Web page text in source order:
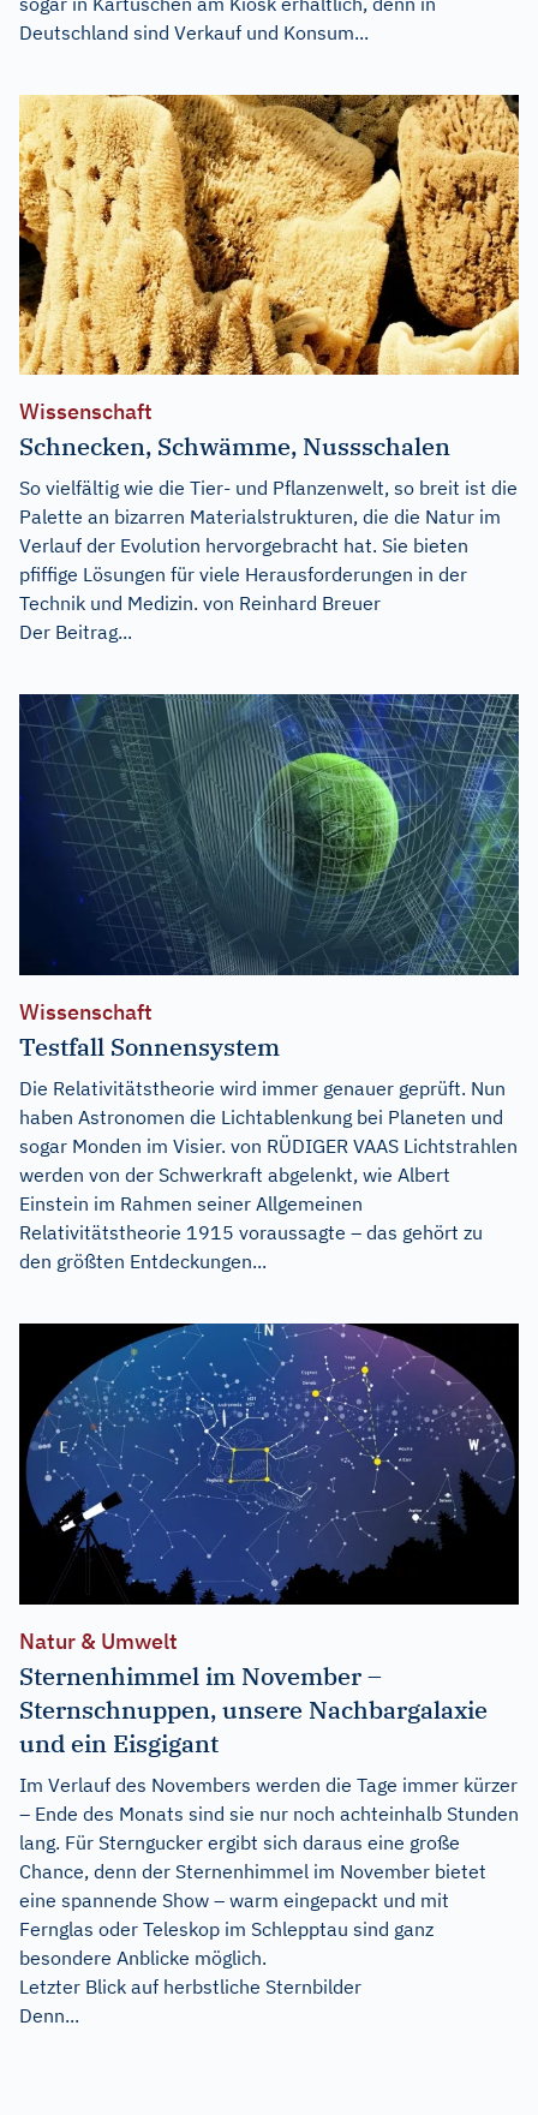
Deutschland sind Verkauf und Konsum...
Wissenschaft
Schnecken, Schwämme, Nussschalen
So vielfältig wie die Tier- und Pflanzenwelt, so breit ist die
Palette an bizarren Materialstrukturen, die die Natur im
Verlauf der Evolution hervorgebracht hat. Sie bieten
pfiffige Lösungen für viele Herausforderungen in der
Technik und Medizin. von Reinhard Breuer
Der Beitrag...
Wissenschaft
Testfall Sonnensystem
Die Relativitätstheorie wird immer genauer geprüft. Nun
haben Astronomen die Lichtablenkung bei Planeten und
sogar Monden im Visier. von RÜDIGER VAAS Lichtstrahlen
werden von der Schwerkraft abgelenkt, wie Albert
Einstein im Rahmen seiner Allgemeinen
Relativitätstheorie 1915 voraussagte – das gehört zu
den größten Entdeckungen...
Natur & Umwelt
Sternenhimmel im November –
Sternschnuppen, unsere Nachbargalaxie
und ein Eisgigant
Im Verlauf des Novembers werden die Tage immer kürzer
– Ende des Monats sind sie nur noch achteinhalb Stunden
lang. Für Sterngucker ergibt sich daraus eine große
Chance, denn der Sternenhimmel im November bietet
eine spannende Show – warm eingepackt und mit
Fernglas oder Teleskop im Schlepptau sind ganz
besondere Anblicke möglich.
Letzter Blick auf herbstliche Sternbilder
Denn...